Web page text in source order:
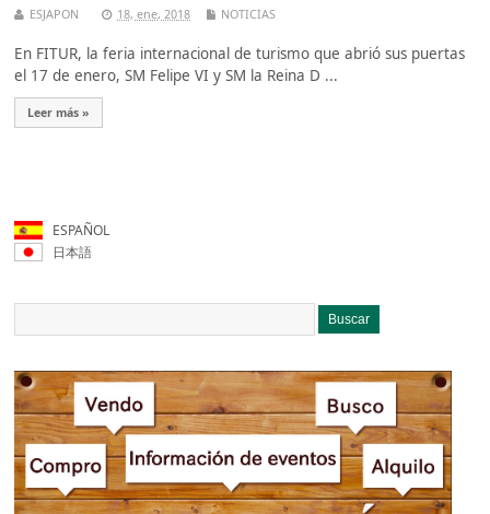
ESJAPON 18, ene, 2018 NOTICIAS
En FITUR, la feria internacional de turismo que abrió sus puertas
el 17 de enero, SM Felipe VI y SM la Reina D ...
Leer más »
ESPAÑOL
日本語